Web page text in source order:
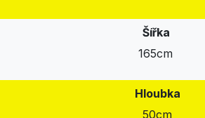
Šířka
165cm
Hloubka
50cm